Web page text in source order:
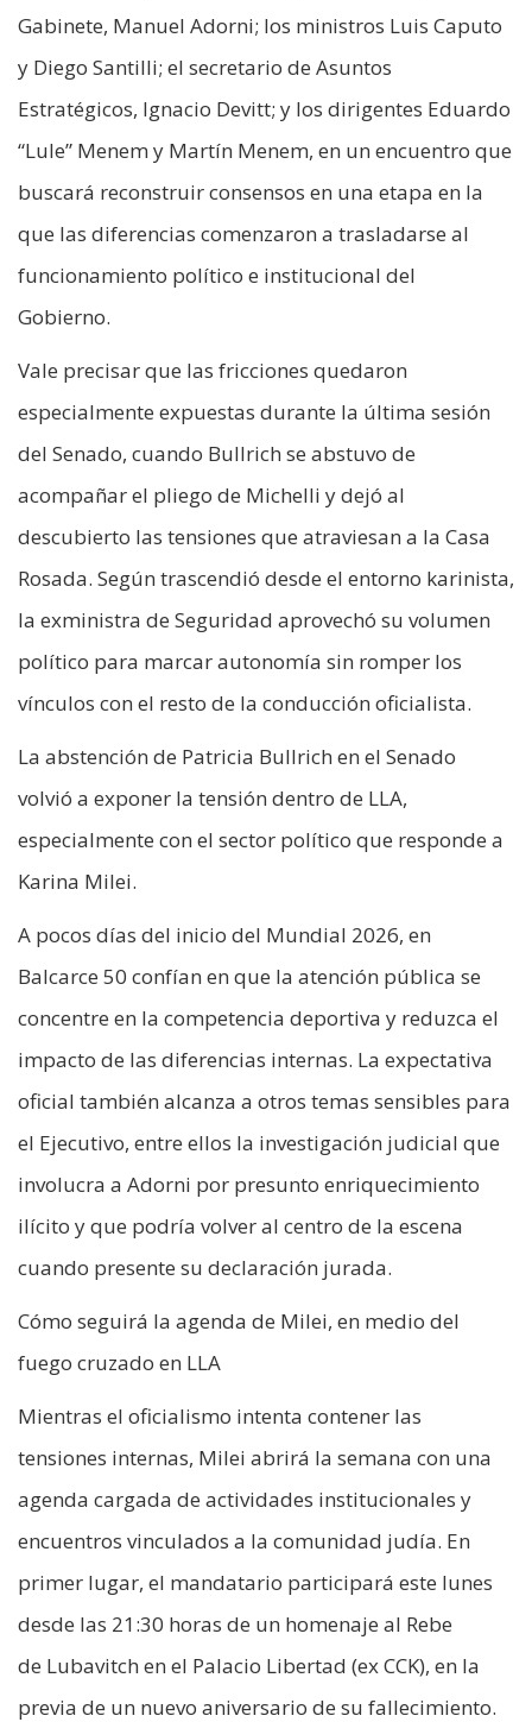
Gabinete, Manuel Adorni; los ministros Luis Caputo
y Diego Santilli; el secretario de Asuntos
Estratégicos, Ignacio Devitt; y los dirigentes Eduardo
“Lule” Menem y Martín Menem, en un encuentro que
buscará reconstruir consensos en una etapa en la
que las diferencias comenzaron a trasladarse al
funcionamiento político e institucional del
Gobierno.
Vale precisar que las fricciones quedaron
especialmente expuestas durante la última sesión
del Senado, cuando Bullrich se abstuvo de
acompañar el pliego de Michelli y dejó al
descubierto las tensiones que atraviesan a la Casa
Rosada. Según trascendió desde el entorno karinista,
la exministra de Seguridad aprovechó su volumen
político para marcar autonomía sin romper los
vínculos con el resto de la conducción oficialista.
La abstención de Patricia Bullrich en el Senado
volvió a exponer la tensión dentro de LLA,
especialmente con el sector político que responde a
Karina Milei.
A pocos días del inicio del Mundial 2026, en
Balcarce 50 confían en que la atención pública se
concentre en la competencia deportiva y reduzca el
impacto de las diferencias internas. La expectativa
oficial también alcanza a otros temas sensibles para
el Ejecutivo, entre ellos la investigación judicial que
involucra a Adorni por presunto enriquecimiento
ilícito y que podría volver al centro de la escena
cuando presente su declaración jurada.
Cómo seguirá la agenda de Milei, en medio del
fuego cruzado en LLA
Mientras el oficialismo intenta contener las
tensiones internas, Milei abrirá la semana con una
agenda cargada de actividades institucionales y
encuentros vinculados a la comunidad judía. En
primer lugar, el mandatario participará este lunes
desde las 21:30 horas de un homenaje al Rebe
de Lubavitch en el Palacio Libertad (ex CCK), en la
previa de un nuevo aniversario de su fallecimiento.